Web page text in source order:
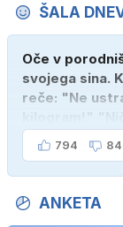
ŠALA
Oče v
svojega sina.
reče: "Ne
kilogram!"
ženo poznava
794
ANKETA